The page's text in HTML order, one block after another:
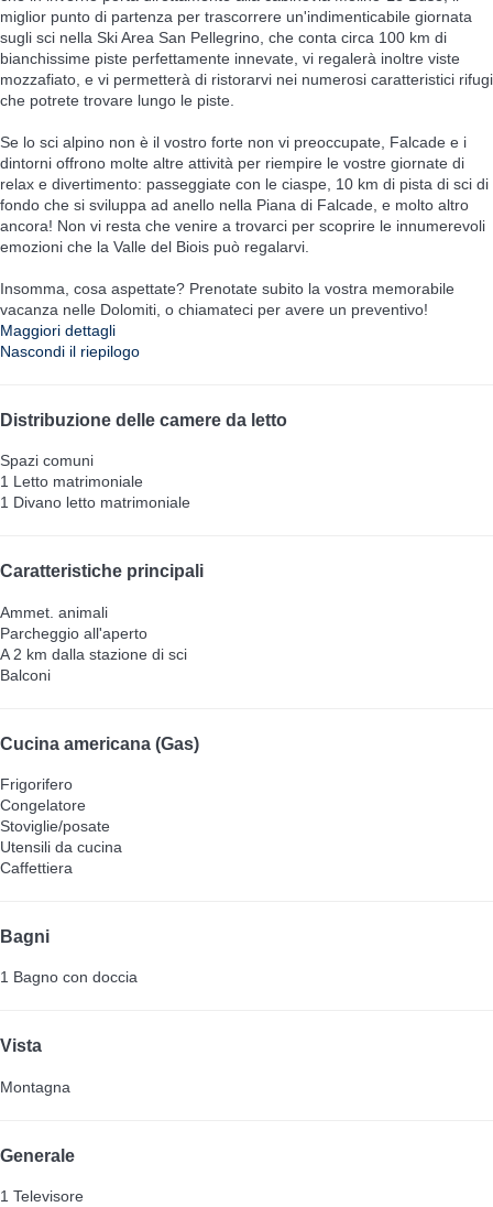
miglior punto di partenza per trascorrere un'indimenticabile giornata
sugli sci nella Ski Area San Pellegrino, che conta circa 100 km di
bianchissime piste perfettamente innevate, vi regalerà inoltre viste
mozzafiato, e vi permetterà di ristorarvi nei numerosi caratteristici rifugi
che potrete trovare lungo le piste.
Se lo sci alpino non è il vostro forte non vi preoccupate, Falcade e i
dintorni offrono molte altre attività per riempire le vostre giornate di
relax e divertimento: passeggiate con le ciaspe, 10 km di pista di sci di
fondo che si sviluppa ad anello nella Piana di Falcade, e molto altro
ancora! Non vi resta che venire a trovarci per scoprire le innumerevoli
emozioni che la Valle del Biois può regalarvi.
Insomma, cosa aspettate? Prenotate subito la vostra memorabile
vacanza nelle Dolomiti, o chiamateci per avere un preventivo!
Maggiori dettagli
Nascondi il riepilogo
Distribuzione delle camere da letto
Spazi comuni
1 Letto matrimoniale
1 Divano letto matrimoniale
Caratteristiche principali
Ammet. animali
Parcheggio all'aperto
A 2 km dalla stazione di sci
Balconi
Cucina americana (Gas)
Frigorifero
Congelatore
Stoviglie/posate
Utensili da cucina
Caffettiera
Bagni
1 Bagno con doccia
Vista
Montagna
Generale
1 Televisore